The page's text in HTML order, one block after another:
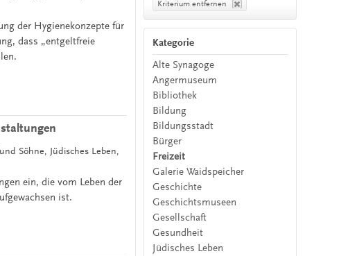
der Hygienekonzepte für
dass „entgeltfreie
Söhne, Jüdisches Leben,
ein, die vom Leben der
ist.
Kriterium entfernen
Kategorie
Alte Synagoge
Angermuseum
Bibliothek
Bildung
Bildungsstadt
Bürger
Freizeit
Galerie Waidspeicher
Geschichte
Geschichtsmuseen
Gesellschaft
Gesundheit
Jüdisches Leben